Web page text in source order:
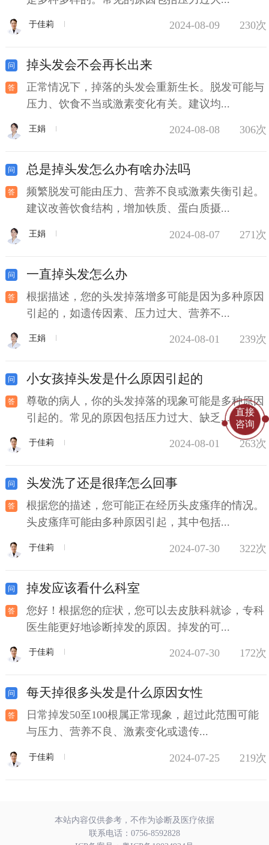
于佳莉 2024-08-09 230次
掉头发会不会再长出来
正常情况下，掉落的头发会重新生长。脱发可能与
压力、饮食不当或激素变化有关。建议均...
王娟 2024-08-08 306次
总是掉头发怎么办有啥办法吗
频繁脱发可能由压力、营养不良或激素失衡引起。
建议改善饮食结构，增加铁质、蛋白质摄...
王娟 2024-08-07 271次
一直掉头发怎么办
根据描述，您的头发掉落增多可能是因为多种原因
引起的，如遗传因素、压力过大、营养不...
王娟 2024-08-01 239次
小女孩掉头发是什么原因引起的
尊敬的病人，你的头发掉落的现象可能是多种原因
引起的。常见的原因包括压力过大、缺乏...
于佳莉 2024-08-01 263次
头发洗了还是很痒怎么回事
根据您的描述，您可能正在经历头皮瘙痒的情况。
头皮瘙痒可能由多种原因引起，其中包括...
于佳莉 2024-07-30 322次
掉发应该看什么科室
您好！根据您的症状，您可以去皮肤科就诊，专科
医生能更好地诊断掉发的原因。掉发的可...
于佳莉 2024-07-30 172次
每天掉很多头发是什么原因女性
日常掉发50至100根属正常现象，超过此范围可能
与压力、营养不良、激素变化或遗传...
于佳莉 2024-07-25 219次
本站内容仅供参考，不作为诊断及医疗依据
联系电话： 0756-8592828
直接
咨询